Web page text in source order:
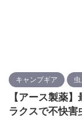
キャンプギア
【アース製薬
ラクスで不快害